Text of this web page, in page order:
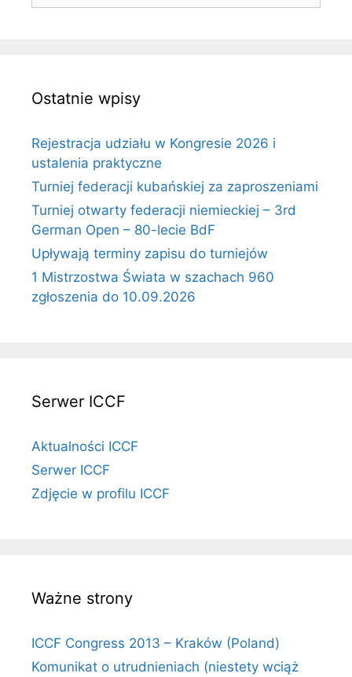
Ostatnie wpisy
Rejestracja udziału w Kongresie 2026 i
ustalenia praktyczne
Turniej federacji kubańskiej za zaproszeniami
Turniej otwarty federacji niemieckiej – 3rd
German Open – 80-lecie BdF
Upływają terminy zapisu do turniejów
1 Mistrzostwa Świata w szachach 960
zgłoszenia do 10.09.2026
Serwer ICCF
Aktualności ICCF
Serwer ICCF
Zdjęcie w profilu ICCF
Ważne strony
ICCF Congress 2013 – Kraków (Poland)
Komunikat o utrudnieniach (niestety wciąż